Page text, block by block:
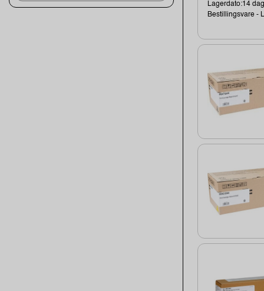
Lagerdato:14
Bestillingsvare -